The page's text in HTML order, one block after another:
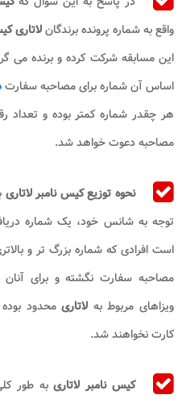
واقع به شماره پرونده برندگانلاتاری
این مسابقه شرکت کرده و برنده می
اساس آن شماره برای مصاحبه سفارت
هر چقدر شماره کمتر بوده و تعداد
مصاحبه دعوت خواهد شد.
نحوه توزیع کیس نامبر لاتاری
توجه به شانس خود، یک شماره
است افرادی که شماره بزرگ تر و
مصاحبه سفارت نگشته و برای آنان
ویزاهای مربوط به لاتاریمحدود
کارت نخواهند شد.
کیس نامبر لاتاریبه طور